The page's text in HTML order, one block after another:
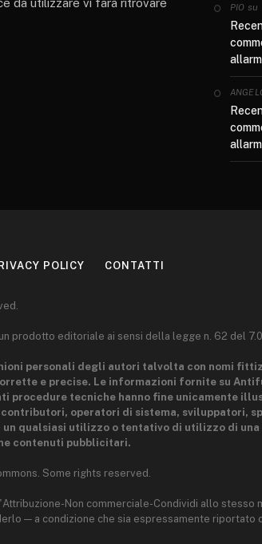
PIO su
POLICY CONTATTI
prodotto editoriale ai sensi della legge n. 62 del
personali degli autori talvolta con nomi
e precise. Le informazioni fornite su
tecniche hanno fine unicamente
operatori di sistema, sviluppatori,
qualsiasi utilizzo o tentativo di utilizzo di
contenuti pubblicitari.
Some rights reserved.
Non commerciale-Condividi allo stesso
— a condizione che sia espressamente riportato